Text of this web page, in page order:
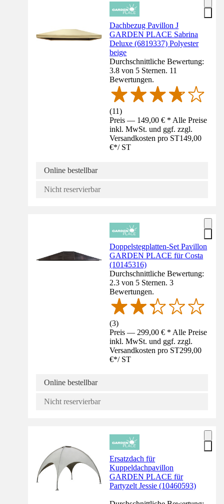
Dachbezug Pavillon J
GARDEN PLACE Sabrina
Deluxe (6819337) Polyester
beige
Durchschnittliche Bewertung:
3.8 von 5 Sternen. 11
Bewertungen.
(11)
Preis — 149,00 € * Alle Preise
inkl. MwSt. und ggf. zzgl.
Versandkosten pro ST149,00
€*/ ST
Online bestellbar
Nicht reservierbar
Doppelstegplatten-Set Pavillon
GARDEN PLACE für Costa
(10145316)
Durchschnittliche Bewertung:
2.3 von 5 Sternen. 3
Bewertungen.
(3)
Preis — 299,00 € * Alle Preise
inkl. MwSt. und ggf. zzgl.
Versandkosten pro ST299,00
€*/ ST
Online bestellbar
Nicht reservierbar
Ersatzdach für
Kuppeldachpavillon
GARDEN PLACE für
Partyzelt Jessie (10460593)